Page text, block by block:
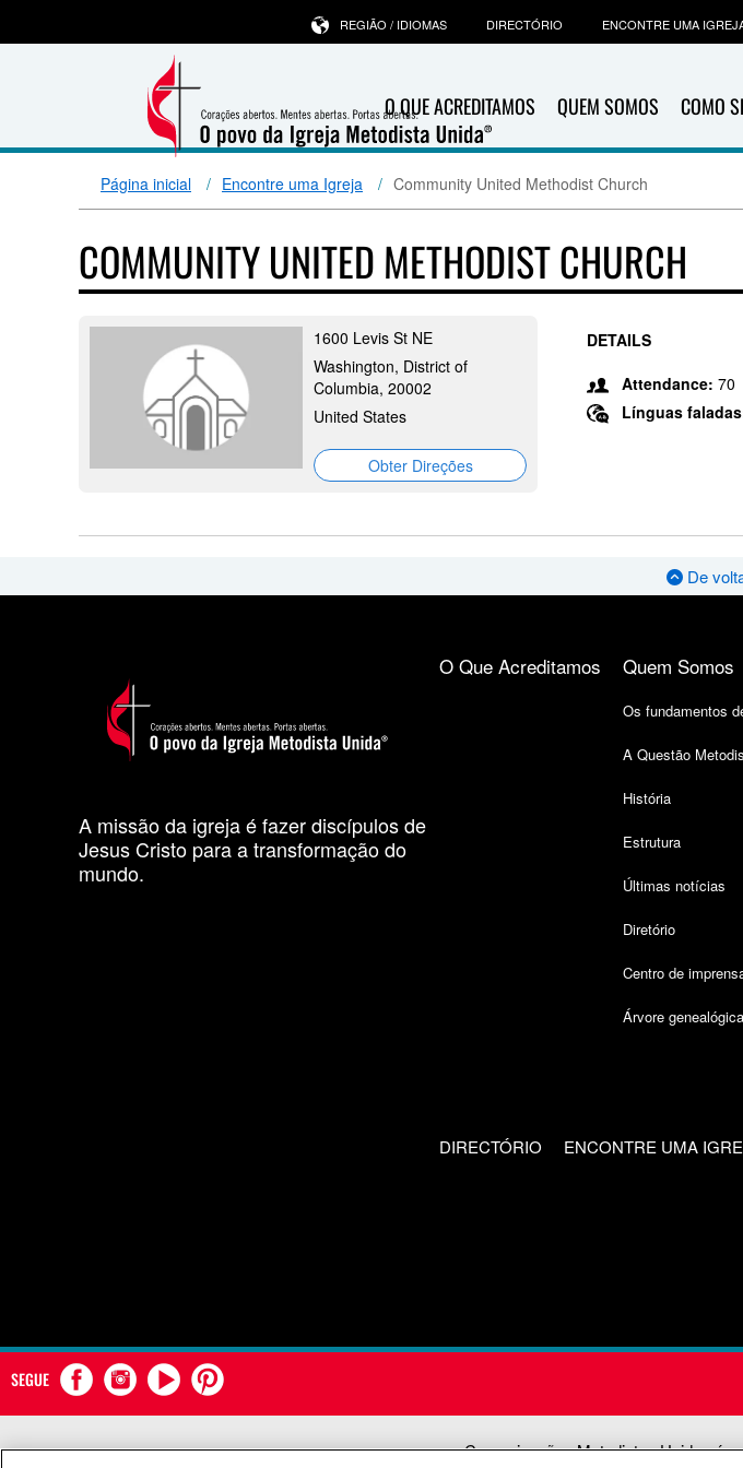
O QUE ACREDITAMOS QUEM SOMOS COMO
REGIÃO / IDIOMAS DIRECTÓRIO ENCONTRE UMA
Página inicial Encontre uma Igreja Community United Methodist Church
COMMUNITY UNITED METHODIST CHURCH
1600 Levis St NE
Washington, District of
Columbia, 20002
United States
Obter Direções
DETAILS
Attendance: 70
Línguas
De
A missão da igreja é fazer discípulos de
Jesus Cristo para a transformação do
mundo.
O Que Acreditamos Quem Somos
Os fundamentos
A Questão
História
Estrutura
Últimas notícias
Diretório
Centro de
Árvore
DIRECTÓRIO ENCONTRE UMA
SEGUE
Comunicações Metodistas Unidas é